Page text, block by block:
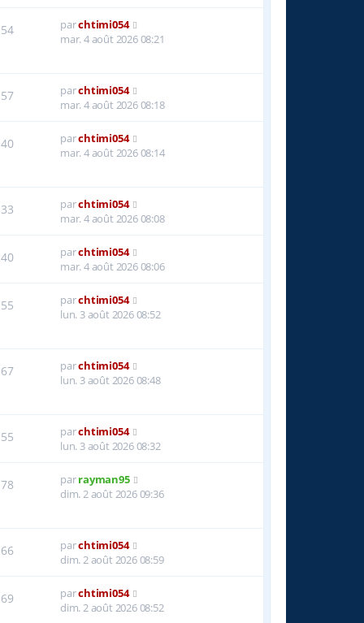
54 parchtimi054
mar. 4 août 2026 08:21
57 parchtimi054
mar. 4 août 2026 08:18
40 parchtimi054
mar. 4 août 2026 08:14
33 parchtimi054
mar. 4 août 2026 08:08
40 parchtimi054
mar. 4 août 2026 08:06
55 parchtimi054
lun. 3 août 2026 08:52
67 parchtimi054
lun. 3 août 2026 08:48
55 parchtimi054
lun. 3 août 2026 08:32
78 parrayman95
dim. 2 août 2026 09:36
66 parchtimi054
dim. 2 août 2026 08:59
69 parchtimi054
dim. 2 août 2026 08:52